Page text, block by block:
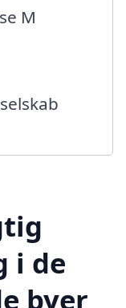
M
i de
byer